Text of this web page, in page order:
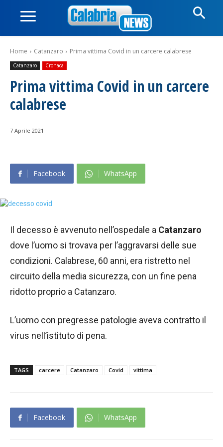
Home Catanzaro Prima vittima Covid in un carcere calabrese
Catanzaro Cronaca
Prima vittima Covid in un carcere
calabrese
7 Aprile 2021
Facebook WhatsApp
Il decesso è avvenuto nell’ospedale a Catanzaro
dove l’uomo si trovava per l’aggravarsi delle sue
condizioni. Calabrese, 60 anni, era ristretto nel
circuito della media sicurezza, con un fine pena
ridotto proprio a Catanzaro.
L’uomo con pregresse patologie aveva contratto il
virus nell’istituto di pena.
TAGS carcere Catanzaro Covid vittima
Facebook WhatsApp